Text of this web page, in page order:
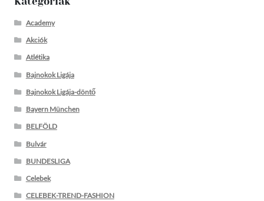
Academy
Akciók
Atlétika
Bajnokok Ligája
Bajnokok Ligája-döntő
Bayern München
BELFÖLD
Bulvár
BUNDESLIGA
Celebek
CELEBEK-TREND-FASHION